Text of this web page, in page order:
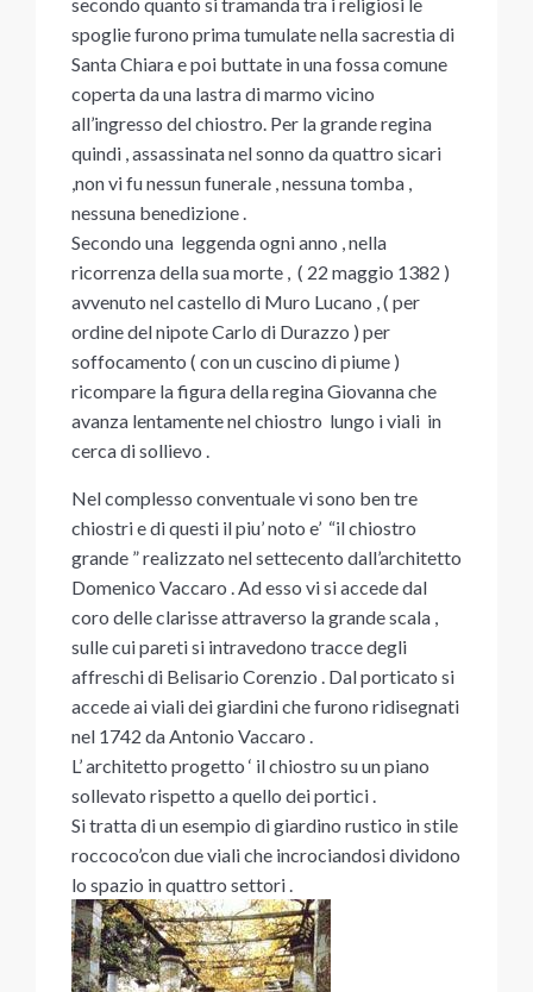
secondo quanto si tramanda tra i religiosi le
spoglie furono prima tumulate nella sacrestia di
Santa Chiara e poi buttate in una fossa comune
coperta da una lastra di marmo vicino
all’ingresso del chiostro. Per la grande regina
quindi , assassinata nel sonno da quattro sicari
,non vi fu nessun funerale , nessuna tomba ,
nessuna benedizione .
Secondo una leggenda ogni anno , nella
ricorrenza della sua morte , ( 22 maggio 1382 )
avvenuto nel castello di Muro Lucano , ( per
ordine del nipote Carlo di Durazzo ) per
soffocamento ( con un cuscino di piume )
ricompare la figura della regina Giovanna che
avanza lentamente nel chiostro lungo i viali in
cerca di sollievo .
Nel complesso conventuale vi sono ben tre
chiostri e di questi il piu’ noto e’ “il chiostro
grande ” realizzato nel settecento dall’architetto
Domenico Vaccaro . Ad esso vi si accede dal
coro delle clarisse attraverso la grande scala ,
sulle cui pareti si intravedono tracce degli
affreschi di Belisario Corenzio . Dal porticato si
accede ai viali dei giardini che furono ridisegnati
nel 1742 da Antonio Vaccaro .
L’ architetto progetto ‘ il chiostro su un piano
sollevato rispetto a quello dei portici .
Si tratta di un esempio di giardino rustico in stile
roccoco’con due viali che incrociandosi dividono
lo spazio in quattro settori .